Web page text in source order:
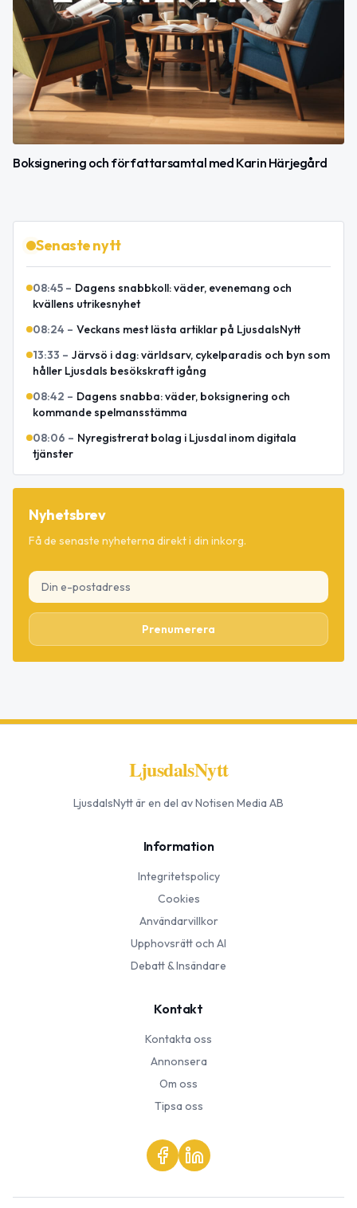
Boksignering och författarsamtal med Karin Härjegård
Senaste nytt
08:45 – Dagens snabbkoll: väder, evenemang och
kvällens utrikesnyhet
08:24 – Veckans mest lästa artiklar på LjusdalsNytt
13:33 – Järvsö i dag: världsarv, cykelparadis och byn som
håller Ljusdals besökskraft igång
08:42 – Dagens snabba: väder, boksignering och
kommande spelmansstämma
08:06 – Nyregistrerat bolag i Ljusdal inom digitala
tjänster
Nyhetsbrev
Få de senaste nyheterna direkt i din inkorg.
Prenumerera
LjusdalsNytt
LjusdalsNyttär en del av Notisen Media AB
Information
Integritetspolicy
Cookies
Användarvillkor
Upphovsrätt och AI
Debatt & Insändare
Kontakt
Kontakta oss
Annonsera
Om oss
Tipsa oss